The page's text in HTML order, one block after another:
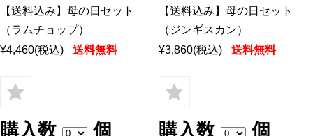
【送料込み】母の日セット
（ラムチョップ）
¥4,460(税込) 送料無料
購入数 個
【送料込み】母の日セット
（ジンギスカン）
¥3,860(税込) 送料無料
購入数 個